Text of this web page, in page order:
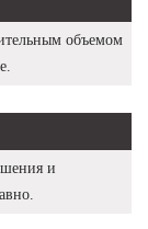
объемом
и